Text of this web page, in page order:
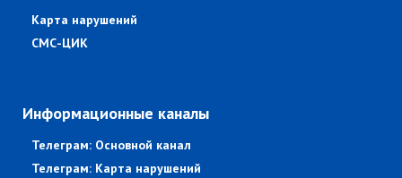
Карта нарушений
СМС-ЦИК
Информационные каналы
Телеграм: Основной канал
Телеграм: Карта нарушений